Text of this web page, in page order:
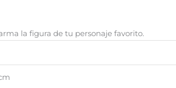
la figura de tu personaje favorito.